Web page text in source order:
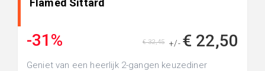
Flamed Sittard
-31% +/- € 22,50
€ 32,45
Geniet van een heerlijk 2-gangen keuzediner